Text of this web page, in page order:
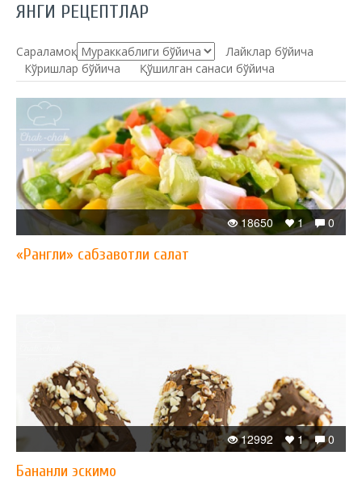
ЯНГИ РЕЦЕПТЛАР
Сараламоқ:
Лайклар бўйича
Кўришлар бўйича
Қўшилган санаси бўйича
0
1
18650
«Рангли» сабзавотли салат
0
1
12992
Бананли эскимо